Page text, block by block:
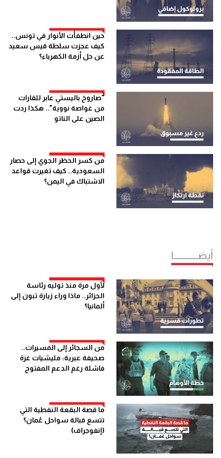
حين انطفأت الأنوار في تونس..
كيف عجزت سلطة قيس سعيد
عن حل أزمة الكهرباء؟
"صاروخ باليستي عابر للقارات
من غواصة نووية".. هكذا ردت
الصين على الناتو
من كسر الحظر الجوي إلى حصار
السعودية.. كيف تغيرت قواعد
الاشتباك في اليمن؟
أيضــــــــــــا
لأول مرة منذ توليه رئاسة
الجزائر.. ماذا وراء زيارة تبون إلى
ألمانيا؟
من السجائر إلى المسيرات..
صحيفة عبرية: مليشيات غزة
فاشلة رغم الدعم المفتوح
ما قصة البقعة النفطية التي
تتسع قبالة سواحل عُمان؟
(إنفوجراف)